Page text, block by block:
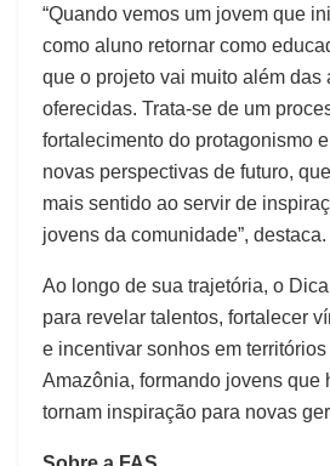
“Quando vemos um jovem que
como aluno retornar como
que o projeto vai muito além das
oferecidas. Trata-se de um
fortalecimento do protagonismo
novas perspectivas de futuro,
mais sentido ao servir de
jovens da comunidade”, destaca.
Ao longo de sua trajetória, o
para revelar talentos, fortalecer
e incentivar sonhos em
Amazônia, formando jovens que
tornam inspiração para novas